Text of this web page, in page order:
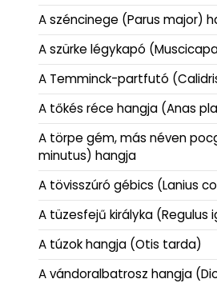
A széncinege (Parus major)
A szürke légykapó
A Temminck-partfutó
A tőkés réce hangja (Anas
A törpe gém, más néven
minutus) hangja
A tövisszúró gébics (Lanius
A tüzesfejű királyka (Regulus
A túzok hangja (Otis tarda)
A vándoralbatrosz hangja